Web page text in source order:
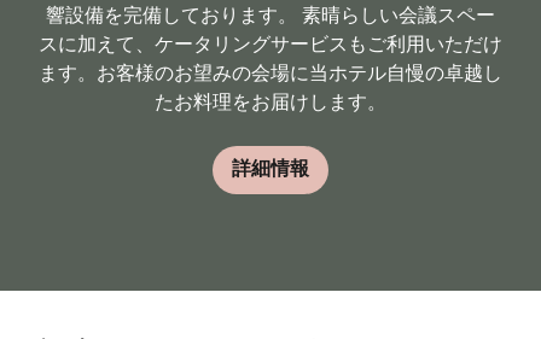
響設備を完備しております。 素晴らしい会議スペー
スに加えて、ケータリングサービスもご利用いただけ
ます。お客様のお望みの会場に当ホテル自慢の卓越し
たお料理をお届けします。
詳細情報